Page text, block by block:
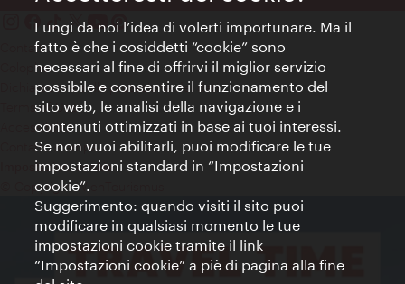
Contatti
Colophon
Dichiarazione sulla protezione dei dati
Terms of Use
Accessibilità
Contatto stampa
Impostazioni cookie
© Copyright WienTourismus
Lungi da noi l’idea di volerti importunare. Ma il
fatto è che i cosiddetti “cookie” sono
necessari al fine di offrirvi il miglior servizio
possibile e consentire il funzionamento del
sito web, le analisi della navigazione e i
contenuti ottimizzati in base ai tuoi interessi.
Se non vuoi abilitarli, puoi modificare le tue
impostazioni standard in “Impostazioni
cookie”.
Suggerimento: quando visiti il sito puoi
modificare in qualsiasi momento le tue
impostazioni cookie tramite il link
“Impostazioni cookie” a piè di pagina alla fine